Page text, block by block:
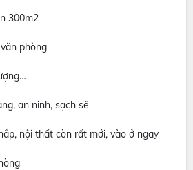
300m2
phòng
an ninh, sạch sẽ
nội thất còn rất mới, vào ở ngay